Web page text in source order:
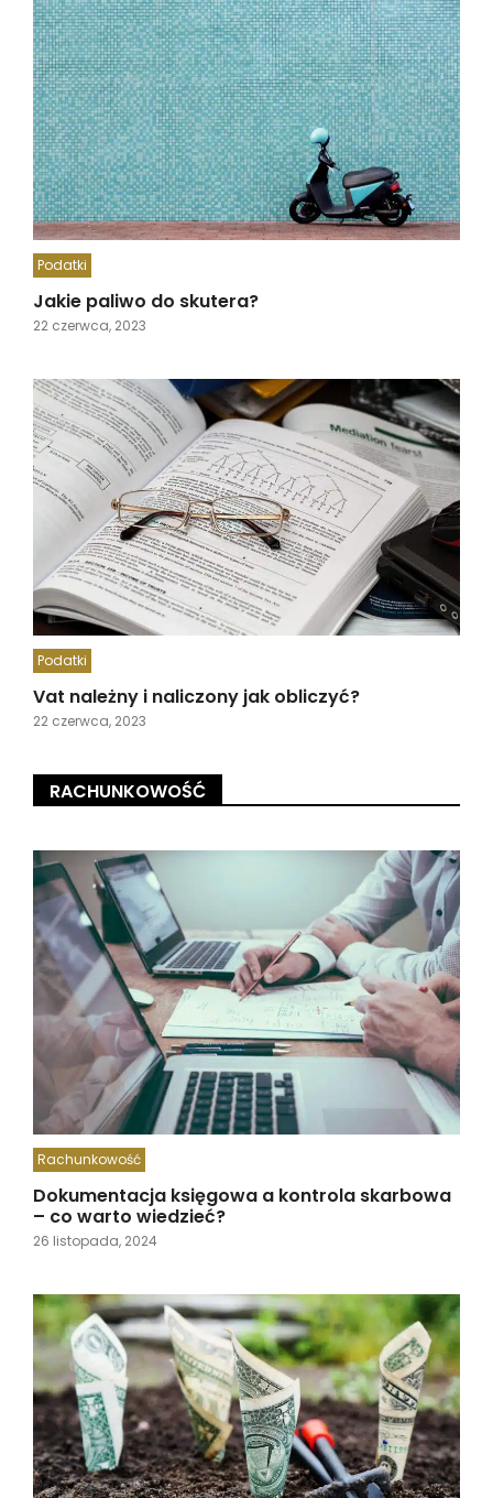
Podatki
Jakie paliwo do skutera?
22 czerwca, 2023
Podatki
Vat należny i naliczony jak obliczyć?
22 czerwca, 2023
RACHUNKOWOŚĆ
Rachunkowość
Dokumentacja księgowa a kontrola skarbowa
– co warto wiedzieć?
26 listopada, 2024